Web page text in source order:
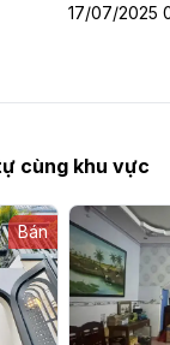
17/07/2025
cùng khu vực
Bán